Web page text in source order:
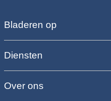
Bladeren op
Diensten
Over ons